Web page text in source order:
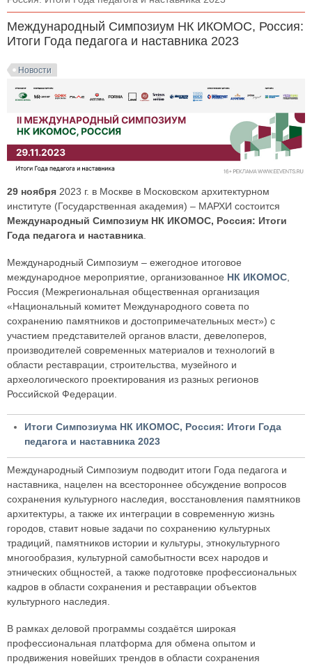
Международный Симпозиум НК ИКОМОС, Россия:
Итоги Года педагога и наставника 2023
Новости
29 ноября 2023 г. в Москве в Московском архитектурном
институте (Государственная академия) – МАРХИ состоится
Международный Симпозиум НК ИКОМОС, Россия: Итоги
Года педагога и наставника
Международный Симпозиум – ежегодное итоговое
международное мероприятие, организованное НК ИКОМОС
Россия (Межрегиональная общественная организация
«Национальный комитет Международного совета по
сохранению памятников и достопримечательных мест») с
участием представителей органов власти, девелоперов,
производителей современных материалов и технологий в
области реставрации, строительства, музейного и
археологического проектирования из разных регионов
Российской Федерации.
Итоги Симпозиума НК ИКОМОС, Россия: Итоги Года
педагога и наставника 2023
Международный Симпозиум подводит итоги Года педагога и
наставника, нацелен на всестороннее обсуждение вопросов
сохранения культурного наследия, восстановления памятников
архитектуры, а также их интеграции в современную жизнь
городов, ставит новые задачи по сохранению культурных
традиций, памятников истории и культуры, этнокультурного
многообразия, культурной самобытности всех народов и
этнических общностей, а также подготовке профессиональных
кадров в области сохранения и реставрации объектов
культурного наследия.
В рамках деловой программы создаётся широкая
профессиональная платформа для обмена опытом и
продвижения новейших трендов в области сохранения